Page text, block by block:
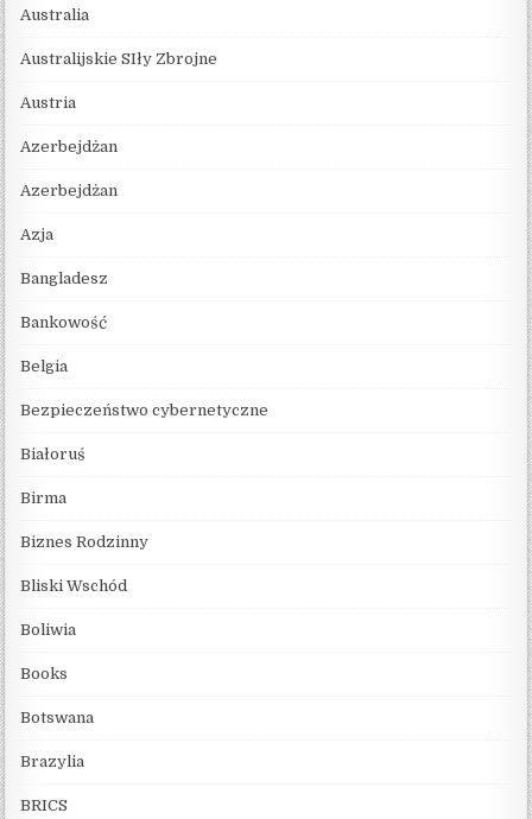
Australia
Australijskie SIły Zbrojne
Austria
Azerbejdżan
Azerbejdżan
Azja
Bangladesz
Bankowość
Belgia
Bezpieczeństwo cybernetyczne
Białoruś
Birma
Biznes Rodzinny
Bliski Wschód
Boliwia
Books
Botswana
Brazylia
BRICS